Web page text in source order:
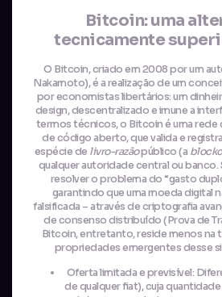
Bitcoin: uma
tecnicamente
O Bitcoin, criado em 2008 por um
Nakamoto), é a realização de um
por economistas libertários: um
design, descentralizado e imune a
termos técnicos, o Bitcoin é uma rede
de código aberto, que valida e
espécie de livro-razãopúblico (a
qualquer autoridade central ou banco.
resolver o problema do “gasto
garantindo que uma moeda digital
falsificada – através de criptografia
de consenso distribuído (Prova de
Bitcoin, entretanto, reside menos na
propriedades emergentes desse
Oferta limitada e previsível:
de qualquer fiat), cuja